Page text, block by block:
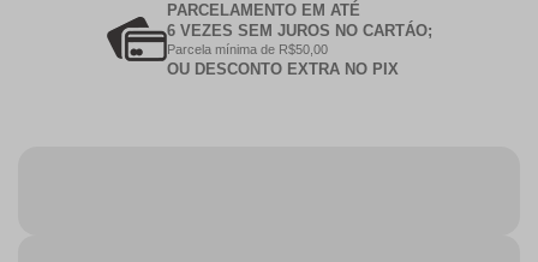
PARCELAMENTO EM ATÉ
6 VEZES SEM JUROS NO CARTÁO;
Parcela mínima de R$50,00
OU DESCONTO EXTRA NO PIX